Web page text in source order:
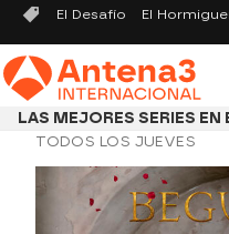
El Desafío El
LAS MEJORES SERIES EN
TODOS LOS JUEVES